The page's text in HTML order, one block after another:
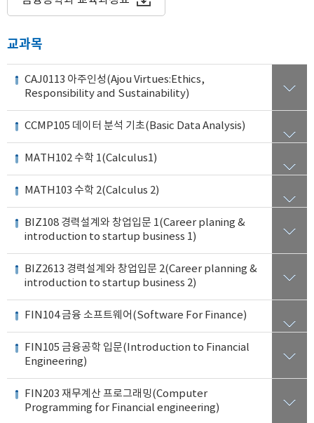
교과목
CAJ0113 아주인성(Ajou Virtues:Ethics,
Responsibility and Sustainability)
CCMP105 데이터 분석 기초(Basic Data Analysis)
MATH102 수학 1(Calculus1)
MATH103 수학 2(Calculus 2)
BIZ108 경력설계와 창업입문 1(Career planing &
introduction to startup business 1)
BIZ2613 경력설계와 창업입문 2(Career planning &
introduction to startup business 2)
FIN104 금융 소프트웨어(Software For Finance)
FIN105 금융공학 입문(Introduction to Financial
Engineering)
FIN203 재무계산 프로그래밍(Computer
Programming for Financial engineering)